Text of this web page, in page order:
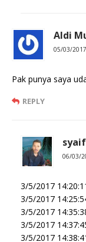
Aldi
05/03/
Pak punya saya
REPLY
06/03/
3/5/2017
3/5/2017
3/5/2017
3/5/2017
3/5/2017